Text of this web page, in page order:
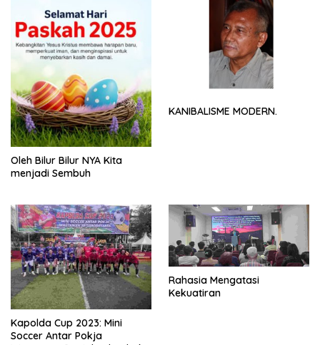
Oleh Bilur Bilur NYA Kita
menjadi Sembuh
KANIBALISME MODERN.
Kapolda Cup 2023: Mini
Soccer Antar Pokja
Rahasia Mengatasi
Kekuatiran